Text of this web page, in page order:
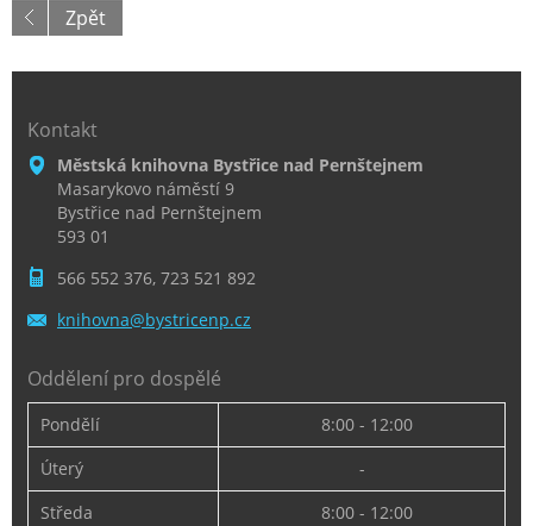
Zpět
Kontakt
Městská knihovna Bystřice nad Pernštejnem
Masarykovo náměstí 9
Bystřice nad Pernštejnem
593 01
566 552 376, 723 521 892
knihovna@bystricenp.cz
Oddělení pro dospělé
Pondělí
8:00 - 12:00
Úterý
-
Středa
8:00 - 12:00